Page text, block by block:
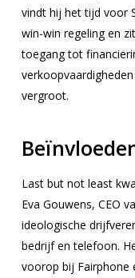
vindt hij het tijd voor
win-win regeling en
toegang tot
vergroot.
Last but not least
Eva Gouwens, CEO
ideologische
bedrijf en telefoon.
voorop bij Fairphone